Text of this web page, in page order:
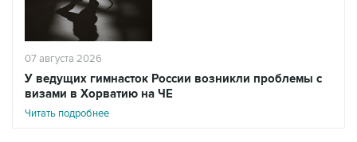
07 августа 2026
У ведущих гимнасток России возникли проблемы с
визами в Хорватию на ЧЕ
Читать подробнее